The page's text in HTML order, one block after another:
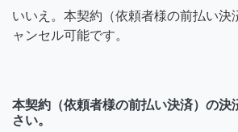
いいえ。本契約（依頼者様の前払い決
ャンセル可能です。
本契約（依頼者様の前払い決済）の決
さい。